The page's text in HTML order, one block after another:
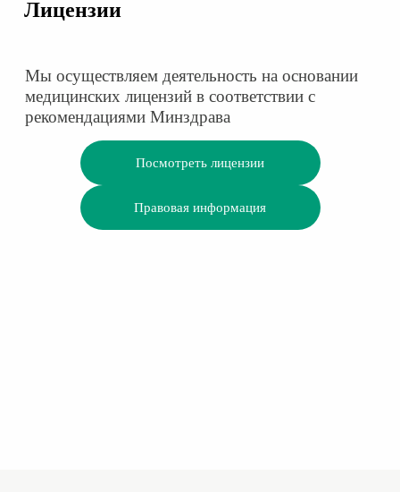
Лицензии
Мы осуществляем деятельность на основании
медицинских лицензий в соответствии с
рекомендациями Минздрава
Посмотреть лицензии
Правовая информация